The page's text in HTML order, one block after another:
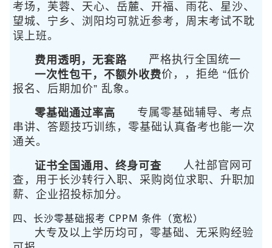
考场，芙蓉、天心、岳麓、开福、雨花、星沙、
望城、宁乡、浏阳均可就近参考，周末考试不耽
误上班。
费用透明，无套路
严格执行全国统一
价，
一次性包干，不额外收费
，拒绝 “低价
报名、后期加价” 乱象。
零基础通过率高
专属零基础辅导、考点
串讲、答题技巧训练，零基础认真备考也能一次
通关。
证书全国通用、终身可查
人社部官网可
查，用于长沙转行入职、采购岗位求职、升职加
薪、企业招投标加分。
四、长沙零基础报考 CPPM 条件（宽松）
大专及以上学历均可，零基础、无采购经验